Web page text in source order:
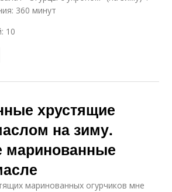
360 минут
10
хрустящие
на зиму.
маринованные
маринованных огурчиков мне